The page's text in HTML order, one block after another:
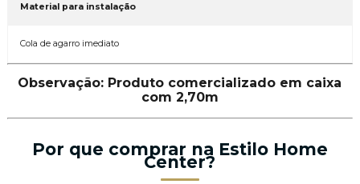
Material para instalação
Cola de agarro imediato
Observação: Produto comercializado em caixa
com 2,70m
Por que comprar na Estilo Home
Center?